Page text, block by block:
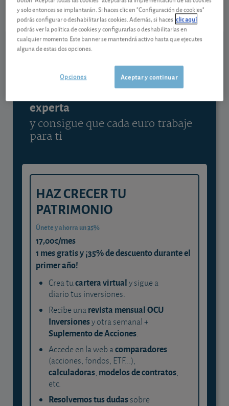
07/08/2026 Nasdaq
Ver detalladamente
experta
y consigue que cada euro trabaje
para ti
HAZ CRECER TU
PATRIMONIO
Únete y ahorra un 35%
17,00€/mes
1 mes gratis y ¡35% de descuento durante el
primer año!
Crea tucartera virtualy sigue a
diario tus inversiones.
Recibe unarevista mensual OCU
Inversionesy otra semanal +
Suplemento de Acciones.
Accede en la web acomparadores
(acciones, fondos, ETF...),
calculadoras, modelos de contratos,
etc.
Resolvemos tus dudassobre
y solo entonces se implantarán. Si haces clic en "Configuración de cookies"
podrás configurar o deshabilitar las cookies. Además, si haces clic aquí
podrás ver la política de cookies y configurarlas o deshabilitarlas en
cualquier momento. Este banner se mantendrá activo hasta que ejecutes
alguna de estas dos opciones.
Aceptar y continuar
Opciones